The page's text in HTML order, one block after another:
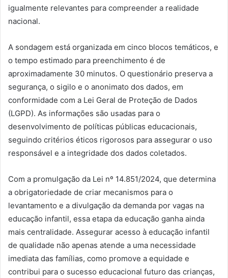
igualmente relevantes para compreender a realidade
nacional.
A sondagem está organizada em cinco blocos temáticos, e
o tempo estimado para preenchimento é de
aproximadamente 30 minutos. O questionário preserva a
segurança, o sigilo e o anonimato dos dados, em
conformidade com a Lei Geral de Proteção de Dados
(LGPD). As informações são usadas para o
desenvolvimento de políticas públicas educacionais,
seguindo critérios éticos rigorosos para assegurar o uso
responsável e a integridade dos dados coletados.
Com a promulgação da Lei nº 14.851/2024, que determina
a obrigatoriedade de criar mecanismos para o
levantamento e a divulgação da demanda por vagas na
educação infantil, essa etapa da educação ganha ainda
mais centralidade. Assegurar acesso à educação infantil
de qualidade não apenas atende a uma necessidade
imediata das famílias, como promove a equidade e
contribui para o sucesso educacional futuro das crianças,